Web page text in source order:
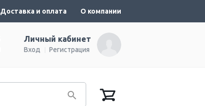
Доставка и оплата О компании
Личный кабинет
Вход Регистрация